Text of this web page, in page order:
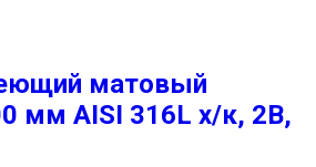
матовый
мм AISI 316L х/к, 2B,